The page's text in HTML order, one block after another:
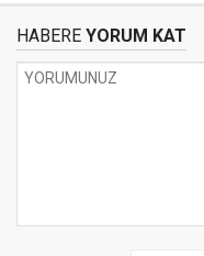
HABERE YORUM KAT